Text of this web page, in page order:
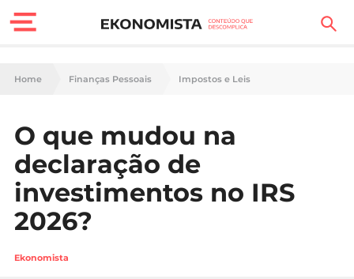
Finanças Pessoais
Carreira
Casa
Lifestyle
Sociedade
Home Finanças Pessoais Impostos e Leis
O que mudou na
declaração de
investimentos no IRS
2026?
Ekonomista